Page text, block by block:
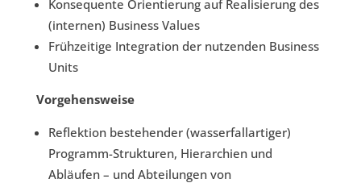
Konsequente Orientierung auf Realisierung des
(internen) Business Values
Frühzeitige Integration der nutzenden Business
Units
Vorgehensweise
Reflektion bestehender (wasserfallartiger)
Programm-Strukturen, Hierarchien und
Abläufen – und Abteilungen von